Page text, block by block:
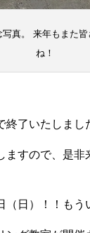
真。 来年もまた
ね！
了いたしまし
ますので、是非
（日）！！もう